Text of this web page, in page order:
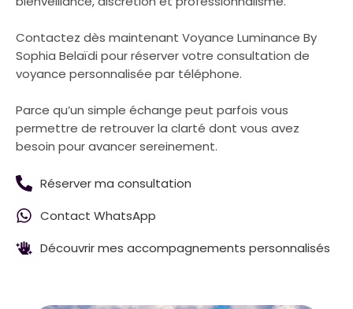
Contactez dès maintenant Voyance Luminance By
Sophia Belaïdi pour réserver votre consultation de
voyance personnalisée par téléphone.
Parce qu’un simple échange peut parfois vous
permettre de retrouver la clarté dont vous avez
besoin pour avancer sereinement.
Réserver ma consultation
Contact WhatsApp
Découvrir mes accompagnements personnalisés